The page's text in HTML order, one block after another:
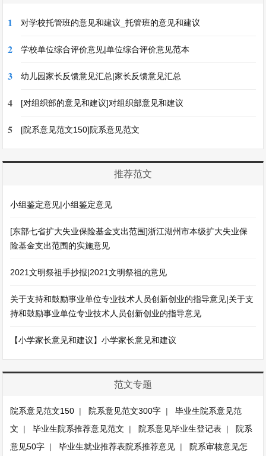
1 对学校托管班的意见和建议_托管班的意见和建议
2 学校单位综合评价意见|单位综合评价意见范本
3 幼儿园家长反馈意见汇总|家长反馈意见汇总
4 [对组织部的意见和建议]对组织部意见和建议
5 [院系意见范文150]院系意见范文
推荐范文
小组鉴定意见|小组鉴定意见
[东部七省扩大失业保险基金支出范围]浙江湖州市本级扩大失业保
险基金支出范围的实施意见
2021文明祭祖手抄报|2021文明祭祖的意见
关于支持和鼓励事业单位专业技术人员创新创业的指导意见|关于支
持和鼓励事业单位专业技术人员创新创业的指导意见
【小学家长意见和建议】小学家长意见和建议
范文专题
院系意见范文150 | 院系意见范文300字 |毕业生院系意见范
文 |毕业生院系推荐意见范文 | 院系意见毕业生登记表 | 院系
意见50字 |毕业生就业推荐表院系推荐意见 | 院系审核意见怎